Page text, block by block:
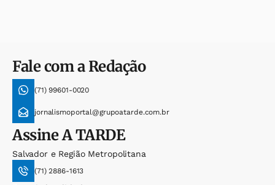
Fale com a Redação
(71) 99601-0020
jornalismoportal@grupoatarde.com.br
AssineA TARDE
Salvador e Região Metropolitana
(71) 2886-1613